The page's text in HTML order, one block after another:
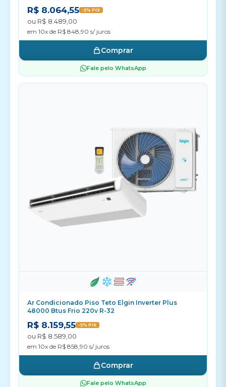
R$ 8.064,55 -5% PIX
ou R$ 8.489,00
em 10x de R$ 848,90 s/ juros
Comprar
Fale pelo WhatsApp
Ar Condicionado Piso Teto Elgin Inverter Plus
48000 Btus Frio 220v R-32
R$ 8.159,55 -5% PIX
ou R$ 8.589,00
em 10x de R$ 858,90 s/ juros
Comprar
Fale pelo WhatsApp